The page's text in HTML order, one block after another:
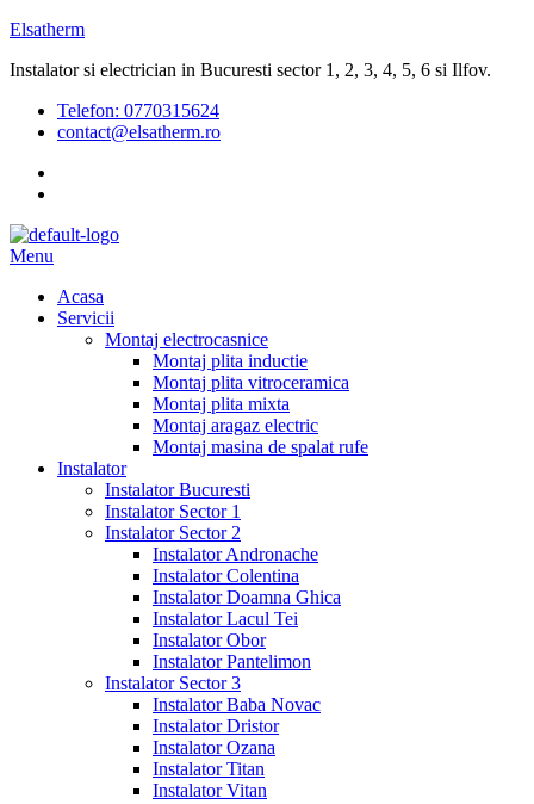
Elsatherm
Instalator si electrician in Bucuresti sector 1, 2, 3, 4, 5, 6 si Ilfov.
Telefon: 0770315624
contact@elsatherm.ro
Menu
Acasa
Servicii
Montaj electrocasnice
Montaj plita inductie
Montaj plita vitroceramica
Montaj plita mixta
Montaj aragaz electric
Montaj masina de spalat rufe
Instalator
Instalator Bucuresti
Instalator Sector 1
Instalator Sector 2
Instalator Andronache
Instalator Colentina
Instalator Doamna Ghica
Instalator Lacul Tei
Instalator Obor
Instalator Pantelimon
Instalator Sector 3
Instalator Baba Novac
Instalator Dristor
Instalator Ozana
Instalator Titan
Instalator Vitan